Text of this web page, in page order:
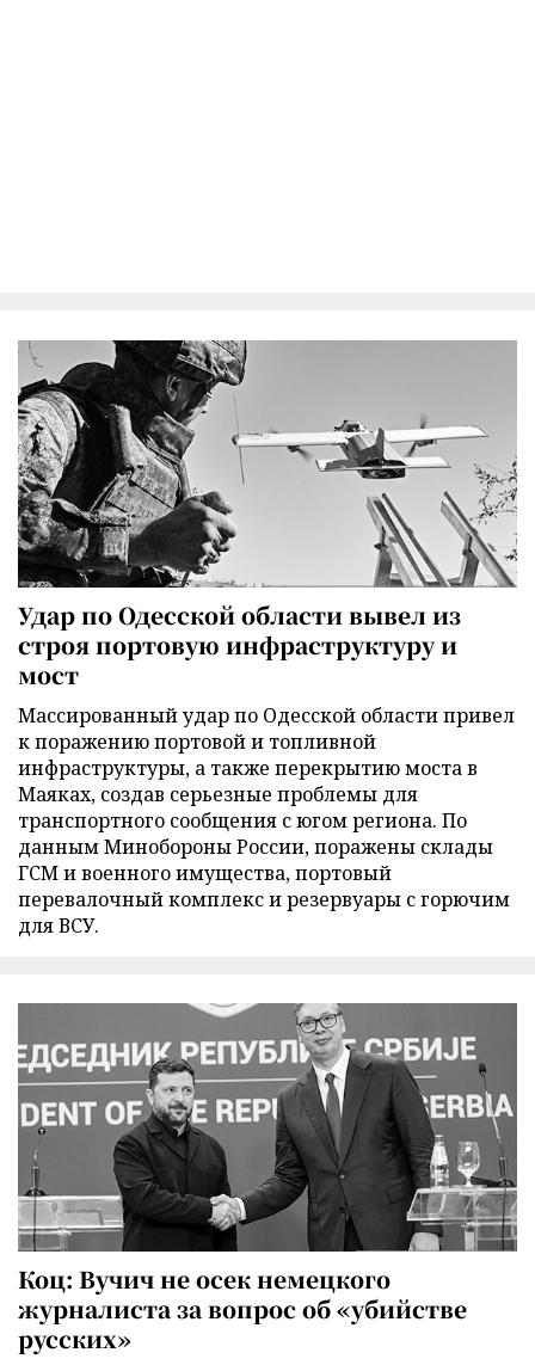
Удар по Одесской области вывел из
строя портовую инфраструктуру и
мост
Массированный удар по Одесской области привел
к поражению портовой и топливной
инфраструктуры, а также перекрытию моста в
Маяках, создав серьезные проблемы для
транспортного сообщения с югом региона. По
данным Минобороны России, поражены склады
ГСМ и военного имущества, портовый
перевалочный комплекс и резервуары с горючим
для ВСУ.
Коц: Вучич не осек немецкого
журналиста за вопрос об «убийстве
русских»